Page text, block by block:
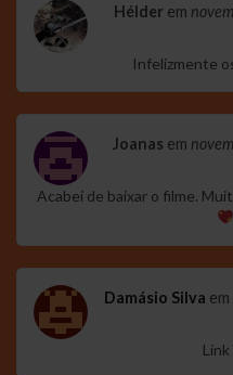
Hélderem
Infelizmente
Joanas em
Acabei de baixar o filme.
Damásio Silva em